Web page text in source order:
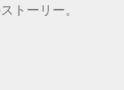
トーリー。